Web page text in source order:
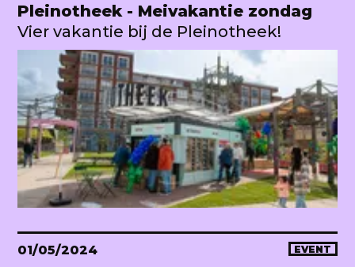
Pleinotheek - Meivakantie zondag
Vier vakantie bij de Pleinotheek!
01/05/2024 EVENT